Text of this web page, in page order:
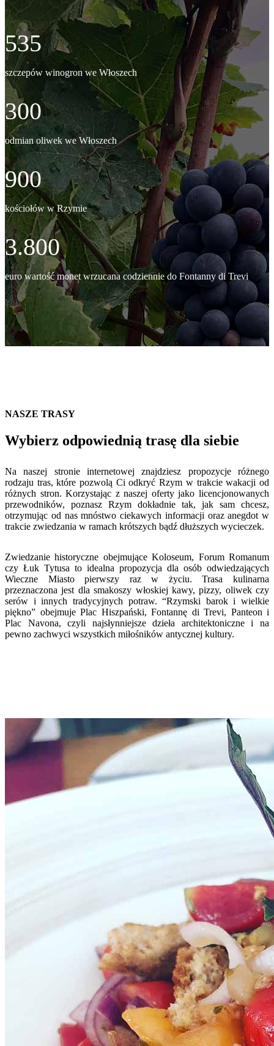
535
szczepów winogron we Włoszech
300
odmian oliwek we Włoszech
900
kościołów w Rzymie
3.800
euro wartość monet wrzucana codziennie do Fontanny di Trevi
NASZE TRASY
Wybierz odpowiednią trasę dla siebie
Na naszej stronie internetowej znajdziesz propozycje różnego
rodzaju tras, które pozwolą Ci odkryć Rzym w trakcie wakacji od
różnych stron. Korzystając z naszej oferty jako licencjonowanych
przewodników, poznasz Rzym dokładnie tak, jak sam chcesz,
otrzymując od nas mnóstwo ciekawych informacji oraz anegdot w
trakcie zwiedzania w ramach krótszych bądź dłuższych wycieczek.
Zwiedzanie historyczne obejmujące Koloseum, Forum Romanum
czy Łuk Tytusa to idealna propozycja dla osób odwiedzających
Wieczne Miasto pierwszy raz w życiu. Trasa kulinarna
przeznaczona jest dla smakoszy włoskiej kawy, pizzy, oliwek czy
serów i innych tradycyjnych potraw. “Rzymski barok i wielkie
piękno” obejmuje Plac Hiszpański, Fontannę di Trevi, Panteon i
Plac Navona, czyli najsłynniejsze dzieła architektoniczne i na
pewno zachwyci wszystkich miłośników antycznej kultury.